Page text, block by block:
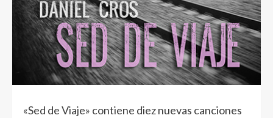
«Sed de Viaje» contiene diez nuevas canciones